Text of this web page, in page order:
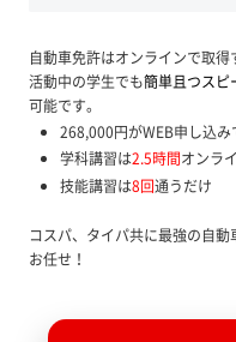
自動車免許はオンラインで取
活動中の学生でも簡単且つスピ
可能です。
268,000円がWEB申し込み
学科講習は2.5時間オンラ
技能講習は8回通うだけ
コスパ、タイパ共に最強の自
お任せ！